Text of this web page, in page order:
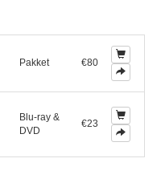
Pakket €80
Blu-ray &
DVD
€23